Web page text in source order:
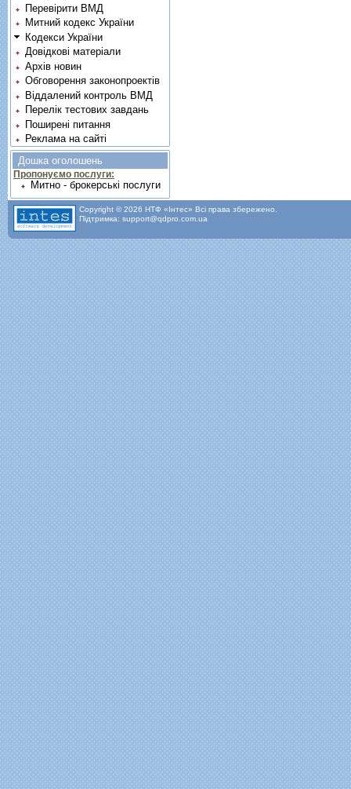
Перевірити ВМД
Митний кодекс України
Кодекси України
Довідкові матеріали
Архів новин
Обговорення законопроектів
Віддалений контроль ВМД
Перелік тестових завдань
Поширені питання
Реклама на сайті
Дошка оголошень
Пропонуємо послуги:
Митно - брокерські послуги
Copyright © 2026 НТФ «Інтес» Всі права збережено.
Підтримка: support@qdpro.com.ua